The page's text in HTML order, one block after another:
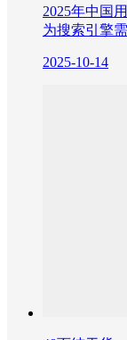
2025年中国
为搜索引擎
2025-10-14